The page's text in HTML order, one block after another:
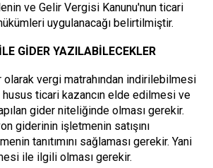
ve Gelir Vergisi Kanunu'nun ticari
uygulanacağı belirtilmiştir.
GİDER YAZILABİLECEKLER
olarak vergi matrahından indirilebilmesi
ticari kazancın elde edilmesi ve
gider niteliğinde olması gerekir.
giderinin işletmenin satışını
tanıtımını sağlaması gerekir. Yani
ile ilgili olması gerekir.